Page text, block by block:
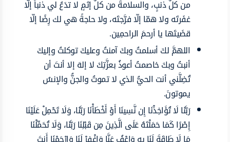
من كلِّ ذنبٍ، والسلامةَ من كلِّ إثمٍ لا تدَعُ لي ذنباً إلّا
غفَرتَه ولا همّا إلّا فرَّجتَه، ولا حاجةً هي لك رِضًا إلّا
قضَيتَها يا أرحمَ الراحمِين.
اللهمَّ لكَ أسلمتُ وبكَ آمنتُ وعليكَ توكلتُ وإليكَ
أنبتُ وبكَ خاصمتُ أعوذُ بعزَّتِكَ لا إلهَ إلا أنتَ أن
تُضِلَّني أنت الحيُّ الذي لا تموتُ والجنُّ والإنسُ
يموتونَ.
رَبَّنَا لَا تُؤَاخِذْنَا إِن نَّسِينَا أَوْ أَخْطَأْنَا رَبَّنَا، وَلَا تَحْمِلْ عَلَيْنَا
إِصْرًا كَمَا حَمَلْتَهُ عَلَى الَّذِينَ مِن قَبْلِنَا رَبَّنَا، وَلَا تُحَمِّلْنَا